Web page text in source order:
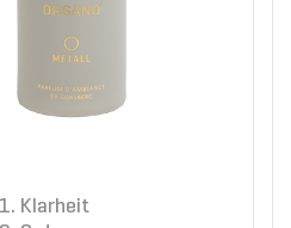
Klarheit